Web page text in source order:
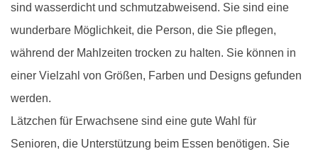
sind wasserdicht und schmutzabweisend. Sie sind eine
wunderbare Möglichkeit, die Person, die Sie pflegen,
während der Mahlzeiten trocken zu halten. Sie können in
einer Vielzahl von Größen, Farben und Designs gefunden
werden.
Lätzchen für Erwachsene sind eine gute Wahl für
Senioren, die Unterstützung beim Essen benötigen. Sie